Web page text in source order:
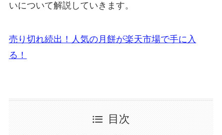
いについて解説していきます。
売り切れ続出！人気の月餅が楽天市場で手に入
る！
目次